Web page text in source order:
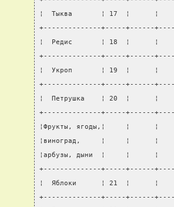
¦  Тыква       ¦ 17  ¦
+--------------+-----+------
¦  Редис       ¦ 18  ¦
+--------------+-----+------
¦  Укроп       ¦ 19  ¦
+--------------+-----+------
¦  Петрушка    ¦ 20  ¦
+--------------+-----+------
¦Фрукты, ягоды,¦     ¦
¦виноград,     ¦     ¦
¦арбузы, дыни  ¦     ¦
+--------------+-----+------
¦  Яблоки      ¦ 21  ¦
+--------------+-----+------